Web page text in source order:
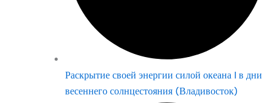
Раскрытие своей энергии силой океана | в дни
весеннего солнцестояния (Владивосток)